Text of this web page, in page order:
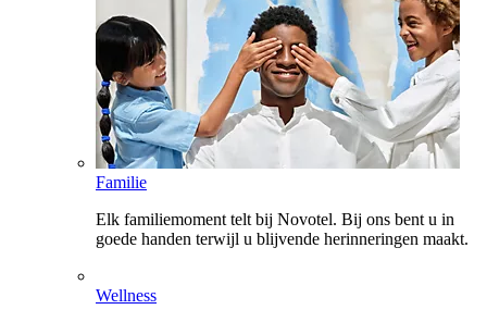
Familie
Elk familiemoment telt bij Novotel. Bij ons bent u in
goede handen terwijl u blijvende herinneringen maakt.
Wellness